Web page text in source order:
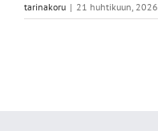
tarinakoru | 21 huhtikuun, 2026